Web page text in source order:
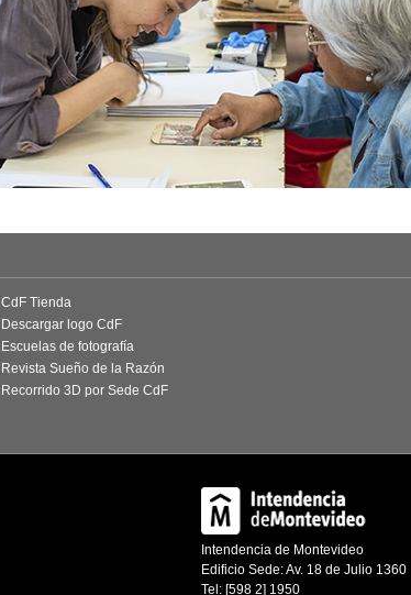
CdF Tienda
Descargar logo CdF
Escuelas de fotografía
Revista Sueño de la Razón
Recorrido 3D por Sede CdF
Intendencia de Montevideo
Edificio Sede: Av. 18 de Julio 1360
Tel: [598 2] 1950